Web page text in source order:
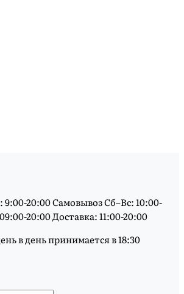
20:00 Самовывоз Сб–Вс: 10:00-
20:00 Доставка: 11:00-20:00
в день принимается в 18:30